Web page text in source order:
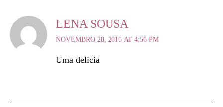
LENA SOUSA
NOVEMBRO 28, 2016 AT 4:56 PM
Uma delicia